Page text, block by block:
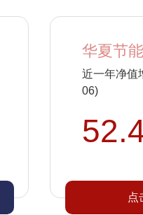
华夏节
近一年净值
06)
点